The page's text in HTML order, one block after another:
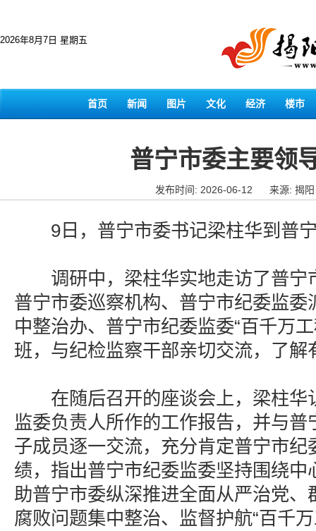
2026年8月7日 星期五
首页 新闻 图片 文化 经济 楼市
普宁市委主要领
发布时间: 2026-06-12 来源: 揭
9日，普宁市委书记梁柱华到普宁
调研中，梁柱华实地走访了普宁
普宁市委巡察机构、普宁市纪委监委
中整治办、普宁市纪委监委“百千万
班，与纪检监察干部亲切交流，了解
在随后召开的座谈会上，梁柱华
监委负责人所作的工作报告，并与普
子成员逐一交流，充分肯定普宁市纪
绩，指出普宁市纪委监委坚持围绕中
助普宁市委纵深推进全面从严治党、
腐败问题集中整治、监督护航“百千